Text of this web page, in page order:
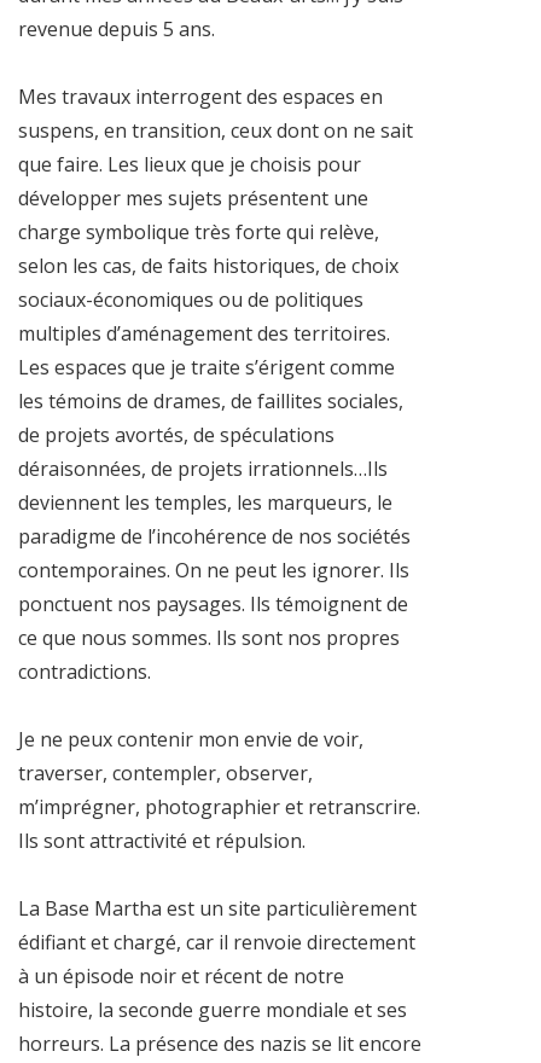
revenue depuis 5 ans.
Mes travaux interrogent des espaces en
suspens, en transition, ceux dont on ne sait
que faire. Les lieux que je choisis pour
développer mes sujets présentent une
charge symbolique très forte qui relève,
selon les cas, de faits historiques, de choix
sociaux-économiques ou de politiques
multiples d’aménagement des territoires.
Les espaces que je traite s’érigent comme
les témoins de drames, de faillites sociales,
de projets avortés, de spéculations
déraisonnées, de projets irrationnels…Ils
deviennent les temples, les marqueurs, le
paradigme de l’incohérence de nos sociétés
contemporaines. On ne peut les ignorer. Ils
ponctuent nos paysages. Ils témoignent de
ce que nous sommes. Ils sont nos propres
contradictions.
Je ne peux contenir mon envie de voir,
traverser, contempler, observer,
m’imprégner, photographier et retranscrire.
Ils sont attractivité et répulsion.
La Base Martha est un site particulièrement
édifiant et chargé, car il renvoie directement
à un épisode noir et récent de notre
histoire, la seconde guerre mondiale et ses
horreurs. La présence des nazis se lit encore